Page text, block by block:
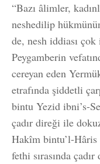
“Bazı âlimler,
neshedilip
de, nesh iddiası
Peygamberin
cereyan eden
etrafında şiddetli
bintu Yezid ibni’s-
çadır direği ile
Hakîm bintu’l-Hâris
fethi sırasında